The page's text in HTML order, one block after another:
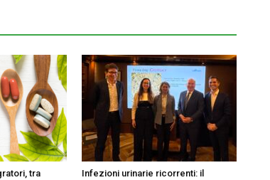
tra
Infezioni urinarie ricorrenti: il